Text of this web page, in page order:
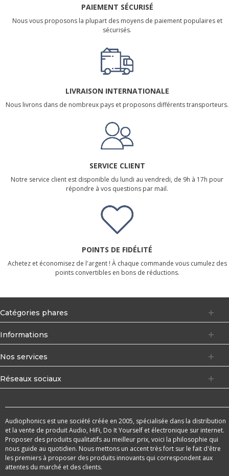
PAIEMENT SÉCURISÉ
Nous vous proposons la plupart des moyens de paiement populaires et
sécurisés.
LIVRAISON INTERNATIONALE
Nous livrons dans de nombreux pays et proposons différents transporteurs.
SERVICE CLIENT
Notre service client est disponible du lundi au vendredi, de 9h à 17h pour
répondre à vos questions par mail.
POINTS DE FIDÉLITÉ
Achetez et économisez de l'argent ! À chaque commande vous cumulez des
points convertibles en bons de réductions.
Catégories phares
Informations
Nos services
Réseaux sociaux
Audiophonics est une société créée en 2005, spécialisée dans la distribution
et la vente de produit Audio, HiFi, Do It Yourself et électronique sur internet.
Proposer des produits qualitatifs au meilleur prix, voici la philosophie qui
nous guide au quotidien. Nous mettons un accent très fort sur le fait d'être
les premiers à proposer des produits innovants qui correspondent aux
attentes du marché et des clients.